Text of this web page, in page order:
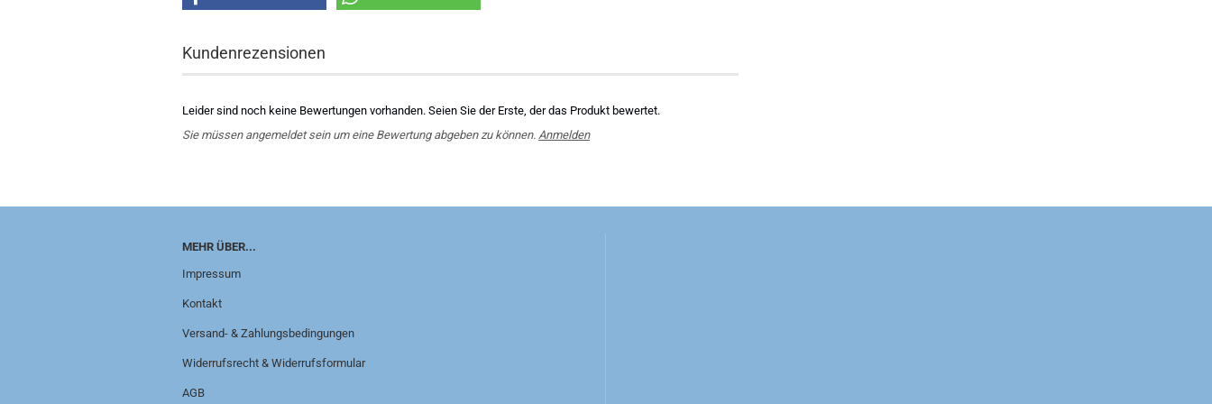
Kundenrezensionen
Leider sind noch keine Bewertungen vorhanden. Seien Sie der Erste, der das Produkt bewertet.
Sie müssen angemeldet sein um eine Bewertung abgeben zu können. Anmelden
MEHR ÜBER...
Impressum
Kontakt
Versand- & Zahlungsbedingungen
Widerrufsrecht & Widerrufsformular
AGB